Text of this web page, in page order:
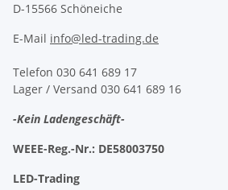
D-15566 Schöneiche
E-Mail info@led-trading.de
Telefon 030 641 689 17
Lager / Versand 030 641 689 16
-Kein Ladengeschäft-
WEEE-Reg.-Nr.: DE58003750
LED-Trading